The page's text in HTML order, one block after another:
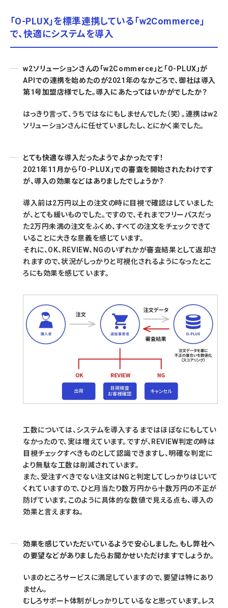
「O-PLUX」を標準連携している「w2Commerce」
で、快適にシステムを導入
w2ソリューションさんの「w2Commerce」と「O-PLUX」が
APIでの連携を始めたのが2021年のなかごろで、御社は導入
第1号加盟店様でした。導入にあたってはいかがでしたか？
はっきり言って、うちではなにもしませんでした（笑）。連携はw2
ソリューションさんに任せていましたし、とにかく楽でした。
とても快適な導入だったようでよかったです！
2021年11月から「O-PLUX」での審査を開始されたわけです
が、導入の効果などはありましたでしょうか？
導入前は2万円以上の注文の時に目視で確認はしていました
が、とても緩いものでした。ですので、それまでフリーパスだっ
た2万円未満の注文をふくめ、すべての注文をチェックできて
いることに大きな意義を感じています。
それに、OK、REVIEW、NGのいずれかが審査結果として返却さ
れますので、状況がしっかりと可視化されるようになったとこ
ろにも効果を感じています。
工数については、システムを導入するまではほぼなにもしてい
なかったので、実は増えています。ですが、REVIEW判定の時は
目視チェックすべきものとして認識できますし、明確な判定に
より無駄な工数は削減されています。
また、受注すべきでない注文はNGと判定してしっかりはじいて
くれていますので、ひと月当たり数万円から十数万円の不正が
防げています。このように具体的な数値で見える点も、導入の
効果と言えますね。
効果を感じていただいているようで安心しました。もし弊社へ
の要望などがありましたらお聞かせいただけますでしょうか。
いまのところサービスに満足していますので、要望は特にあり
ません。
むしろサポート体制がしっかりしているなと思っています。レス